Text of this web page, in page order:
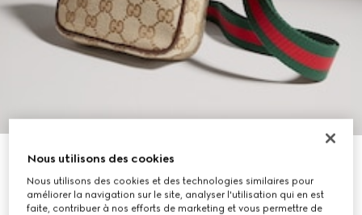
Petit sac à bandoulière Gucci Tag
€ 1.100
Déclinaisons toile GG sable et marron
Nous utilisons des cookies
Nous utilisons des cookies et des technologies similaires pour
améliorer la navigation sur le site, analyser l'utilisation qui en est
faite, contribuer à nos efforts de marketing et vous permettre de